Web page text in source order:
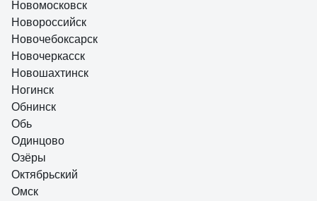
Новомосковск
Новороссийск
Новочебоксарск
Новочеркасск
Новошахтинск
Ногинск
Обнинск
Обь
Одинцово
Озёры
Октябрьский
Омск